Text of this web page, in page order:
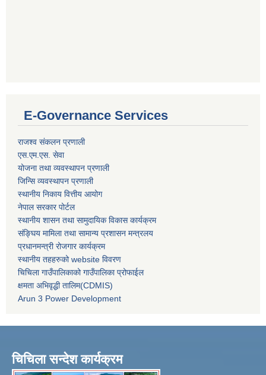
E-Governance Services
राजश्व संकलन प्रणाली
एस.एम.एस. सेवा
योजना तथा व्यवस्थापन प्रणाली
जिन्सि व्यवस्थापन प्रणाली
स्थानीय निकाय वित्तीय आयोग
नेपाल सरकार पोर्टल
स्थानीय शासन तथा सामुदायिक विकास कार्यक्रम
संङ्घिय मामिला तथा सामान्य प्रशासन मन्त्रलय
प्रधानमन्त्री रोजगार कार्यक्रम
स्थानीय तहहरुको website विवरण
चिचिला गाउँपालिकाको गाउँपालिका प्रोफाईल
क्षमता अभिवृद्धी तालिम(CDMIS)
Arun 3 Power Development
चिचिला सन्देश कार्यक्रम